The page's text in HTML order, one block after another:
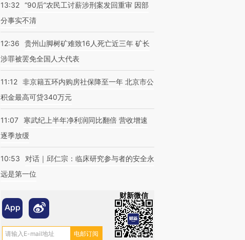
13:32 “90后”农民工讨薪涉刑案发回重审 因部
分事实不清
12:36
贵州山脚树矿难致16人死亡近三年 矿长
涉罪被罢免全国人大代表
11:12 非京籍五环内购房社保降至一年 北京市公
积金最高可贷340万元
11:07
寒武纪上半年净利润同比翻倍 营收增速
逐季放缓
10:53
对话｜邱仁宗：临床研究参与者的安全永
远是第一位
财新微信